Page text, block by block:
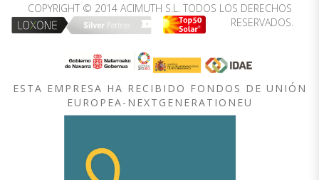
COPYRIGHT © 2014 ACIMUTH S.L. TODOS LOS DERECHOS
RESERVADOS.
ESTA EMPRESA HA RECIBIDO FONDOS DE UNIÓN
EUROPEA-NEXTGENERATIONEU